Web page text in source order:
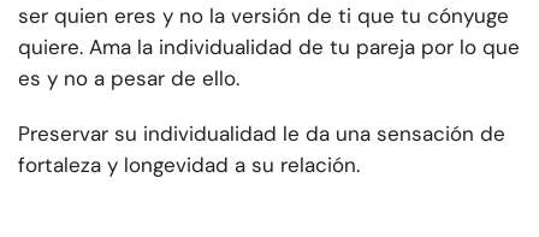
ser quien eres y no la versión de ti que tu cónyuge
quiere. Ama la individualidad de tu pareja por lo que
es y no a pesar de ello.
Preservar su individualidad le da una sensación de
fortaleza y longevidad a su relación.